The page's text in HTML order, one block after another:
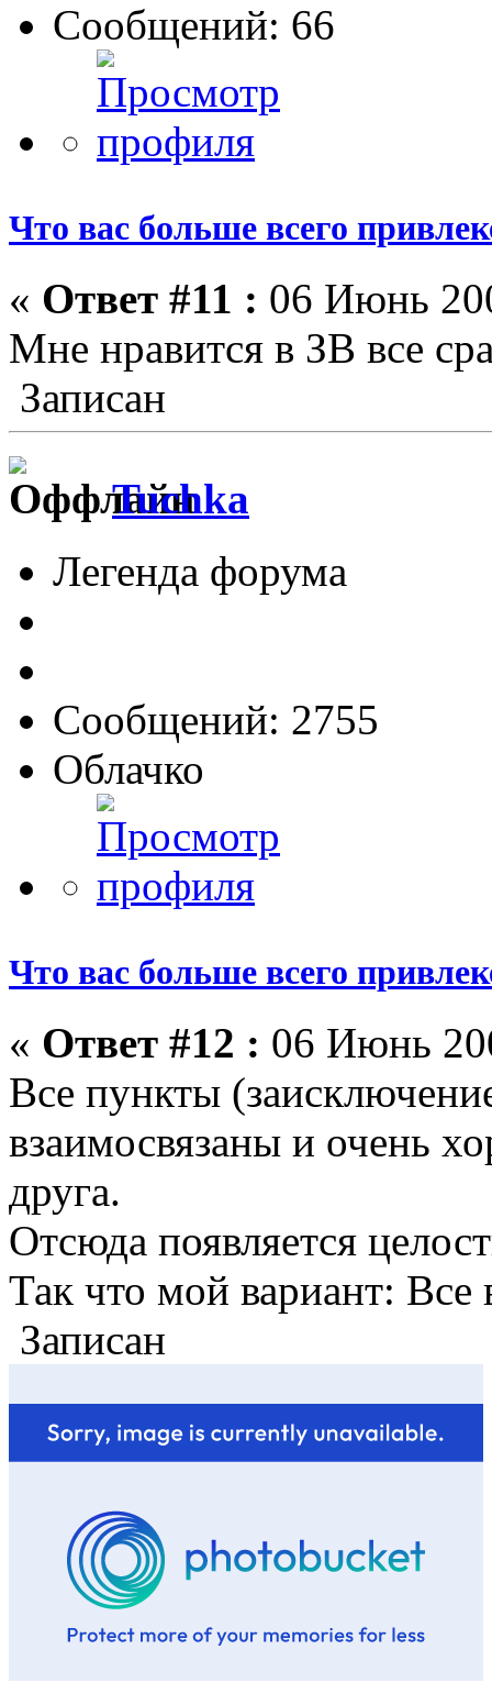
Сообщений: 66
Что вас больше всего
« Ответ #11 : 06 Июнь
Мне нравится в ЗВ все
Записан
Tuchka
Легенда форума
Сообщений: 2755
Облачко
Что вас больше всего
« Ответ #12 : 06 Июнь
Все пункты
взаимосвязаны и очень
друга.
Отсюда появляется
Так что мой вариант: Все
Записан